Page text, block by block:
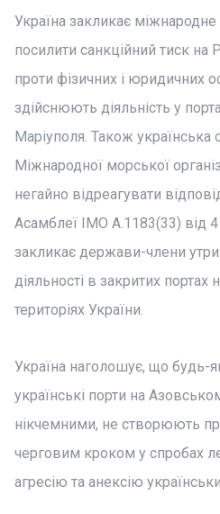
Україна закликає міжнародне
посилити санкційний тиск
проти фізичних і юридичних
здійснюють діяльність у
Маріуполя. Також українська
Міжнародної морської
негайно відреагувати
Асамблеї ІМО A.1183(33) від
закликає держави-члени
діяльності в закритих
територіях України.
Україна наголошує, що будь-
українські порти на
нікчемними, не створюють
черговим кроком у спробах
агресію та анексію